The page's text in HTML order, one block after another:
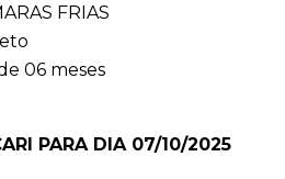
FRIAS
06 meses
PARA DIA 07/10/2025